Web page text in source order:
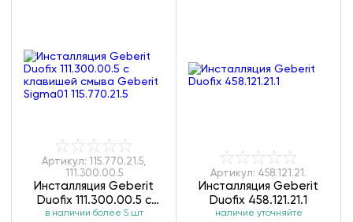
Артикул: 115.770.21.5,
111.300.00.5
Инсталляция Geberit
Duofix 111.300.00.5 с
клавишей смыва Geberit
в наличии более 5 шт
Артикул: 458.121.21.
Инсталляция Geberit
Duofix 458.121.21.1
наличие уточняйте